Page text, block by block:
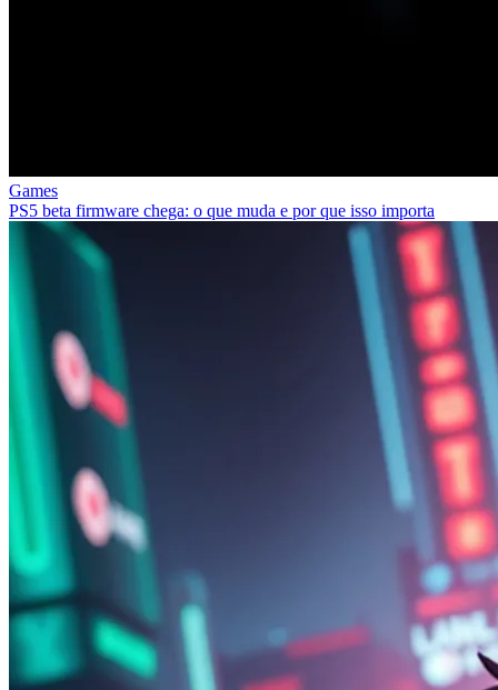
Games
PS5 beta firmware chega: o que muda e por que isso importa